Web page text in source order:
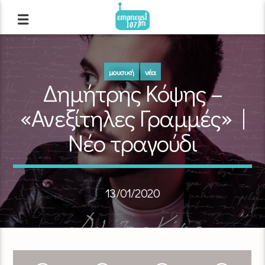
μουσική νέα
Δημήτρης Κόψης –
«Ανεξίτηλες Γραμμές» |
Νέο τραγούδι
13/01/2020